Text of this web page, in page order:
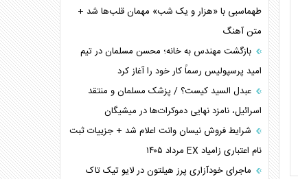
اهمیت راهبردی اردن برای آمریکا
پیام، ظرفیت بالفعل‌نشده تجارت ایران
همسویی عربستان با سنتکام علیه متحدان ایران
ترامپ و توهم خلع سلاح حماس
چرا کویت به دنبال شریک امنیتی جدید است؟
طهماسبی با «هزار و یک شب» مهمان قلب‌ها شد +
متن آهنگ
بازگشت مهندس به خانه؛ محسن مسلمان در تیم
امید پرسپولیس رسماً کار خود را آغاز کرد
عبدل السید کیست؟ / پزشک مسلمان و منتقد
اسرائیل، نامزد نهایی دموکرات‌ها در میشیگان
شرایط فروش نیسان وانت اعلام شد + جزییات ثبت
نام اعتباری زامیاد EX مرداد ۱۴۰۵
ماجرای خودآزاری پرز هیلتون در لایو تیک تاک